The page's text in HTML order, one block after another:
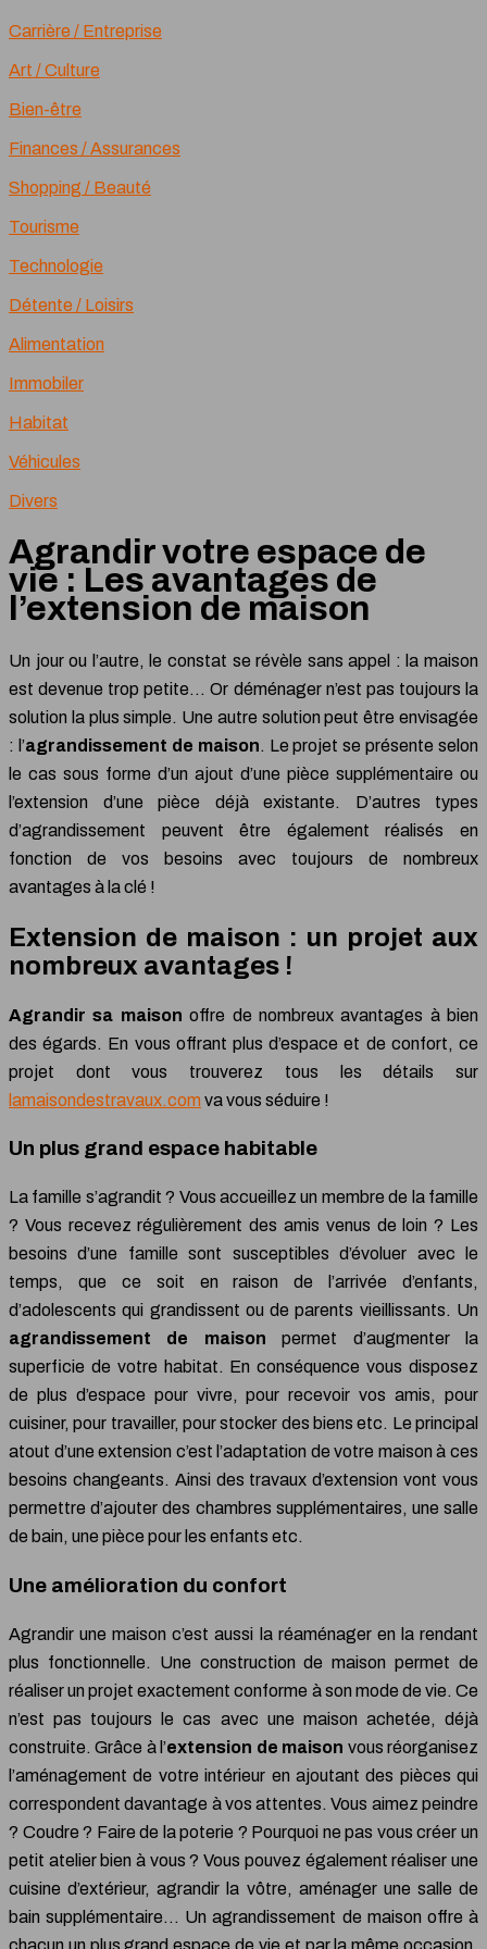
Carrière / Entreprise
Art / Culture
Bien-être
Finances / Assurances
Shopping / Beauté
Tourisme
Technologie
Détente / Loisirs
Alimentation
Immobiler
Habitat
Véhicules
Divers
Agrandir votre espace de
vie : Les avantages de
l’extension de maison
Un jour ou l’autre, le constat se révèle sans appel : la maison
est devenue trop petite… Or déménager n’est pas toujours la
solution la plus simple. Une autre solution peut être envisagée
: l’agrandissement de maison. Le projet se présente selon
le cas sous forme d’un ajout d’une pièce supplémentaire ou
l’extension d’une pièce déjà existante. D’autres types
d’agrandissement peuvent être également réalisés en
fonction de vos besoins avec toujours de nombreux
avantages à la clé !
Extension de maison : un projet aux
nombreux avantages !
Agrandir sa maison offre de nombreux avantages à bien
des égards. En vous offrant plus d’espace et de confort, ce
projet dont vous trouverez tous les détails sur
lamaisondestravaux.com va vous séduire !
Un plus grand espace habitable
La famille s’agrandit ? Vous accueillez un membre de la famille
? Vous recevez régulièrement des amis venus de loin ? Les
besoins d’une famille sont susceptibles d’évoluer avec le
temps, que ce soit en raison de l’arrivée d’enfants,
d’adolescents qui grandissent ou de parents vieillissants. Un
agrandissement de maison permet d’augmenter la
superficie de votre habitat. En conséquence vous disposez
de plus d’espace pour vivre, pour recevoir vos amis, pour
cuisiner, pour travailler, pour stocker des biens etc. Le principal
atout d’une extension c’est l’adaptation de votre maison à ces
besoins changeants. Ainsi des travaux d’extension vont vous
permettre d’ajouter des chambres supplémentaires, une salle
de bain, une pièce pour les enfants etc.
Une amélioration du confort
Agrandir une maison c’est aussi la réaménager en la rendant
plus fonctionnelle. Une construction de maison permet de
réaliser un projet exactement conforme à son mode de vie. Ce
n’est pas toujours le cas avec une maison achetée, déjà
construite. Grâce à l’extension de maison vous réorganisez
l’aménagement de votre intérieur en ajoutant des pièces qui
correspondent davantage à vos attentes. Vous aimez peindre
? Coudre ? Faire de la poterie ? Pourquoi ne pas vous créer un
petit atelier bien à vous ? Vous pouvez également réaliser une
cuisine d’extérieur, agrandir la vôtre, aménager une salle de
bain supplémentaire… Un agrandissement de maison offre à
chacun un plus grand espace de vie et par la même occasion,